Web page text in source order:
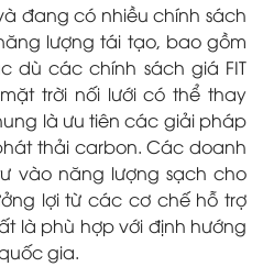
đang có nhiều chính sách
lượng tái tạo, bao gồm
dù các chính sách giá FIT
trời nối lưới có thể thay
là ưu tiên các giải pháp
thải carbon. Các doanh
vào năng lượng sạch cho
lợi từ các cơ chế hỗ trợ
là phù hợp với định hướng
gia.